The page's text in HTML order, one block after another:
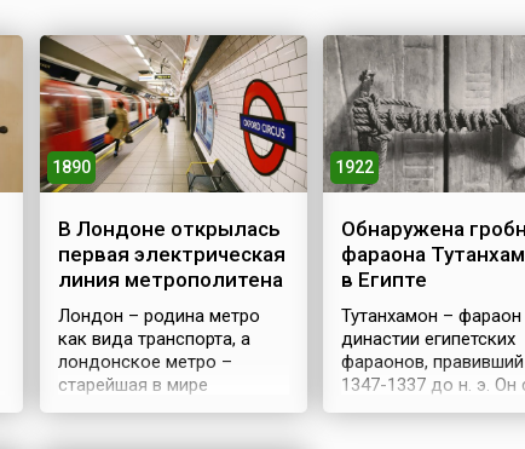
1890
В Лондоне открылась
первая электрическая
линия метрополитена
Лондон – родина метро
как вида транспорта, а
лондонское метро –
старейшая в мире
подземная городская
1922
Обнаружена
фараона
в Египте
Тутанхамон – фараон
династии египетских
фараонов,
1347-1337 до н. э. Он
одним из самых